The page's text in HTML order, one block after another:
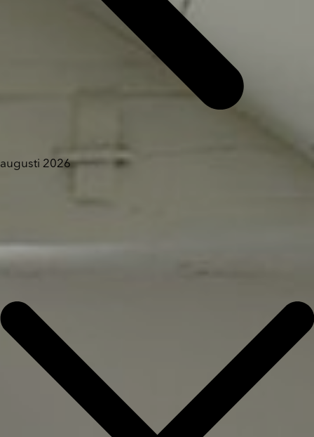
augusti 2026